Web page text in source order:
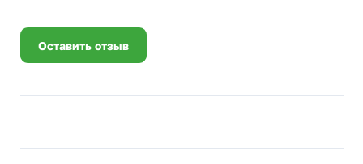
Оставить отзыв